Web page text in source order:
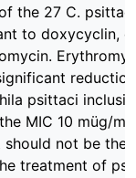
the 27 C.
to doxycyclin,
psittaci
MIC 10 müg/
should not be the
treatment of